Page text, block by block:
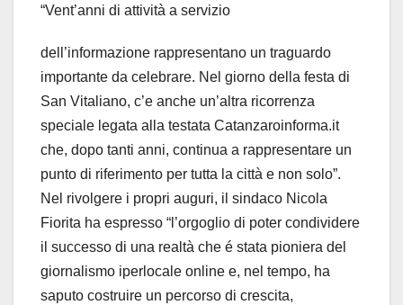
“Vent’anni di attività a servizio
dell’informazione rappresentano un traguardo
importante da celebrare. Nel giorno della festa di
San Vitaliano, c’e anche un’altra ricorrenza
speciale legata alla testata Catanzaroinforma.it
che, dopo tanti anni, continua a rappresentare un
punto di riferimento per tutta la città e non solo”.
Nel rivolgere i propri auguri, il sindaco Nicola
Fiorita ha espresso “l’orgoglio di poter condividere
il successo di una realtà che é stata pioniera del
giornalismo iperlocale online e, nel tempo, ha
saputo costruire un percorso di crescita,